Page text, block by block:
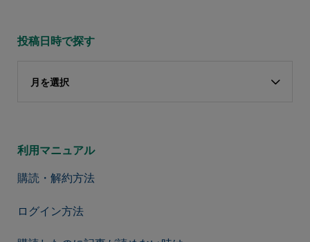
投稿日時で探す
月を選択
利用マニュアル
購読・解約方法
ログイン方法